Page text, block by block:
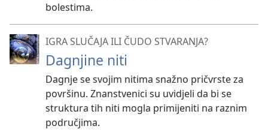
bolestima.
IGRA SLUČAJA ILI ČUDO STVARANJA?
Dagnjine niti
Dagnje se svojim nitima snažno pričvrste za
površinu. Znanstvenici su uvidjeli da bi se
struktura tih niti mogla primijeniti na raznim
područjima.